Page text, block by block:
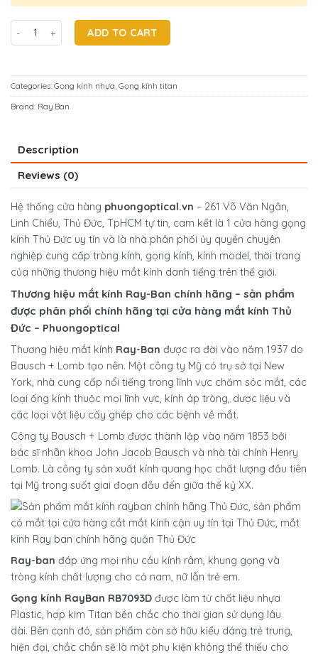
Gọng kính Ray-Ban Chính Hãng RX4379VD-8169(53) quantity
ADD TO CART
Categories: Gọng kính nhựa Gọng kính titan
Brand: Ray.Ban
Description
Reviews (0)
Hệ thống cửa hàng phuongoptical.vn – 261 Võ Văn Ngân,
Linh Chiểu, Thủ Đức, TpHCM tự tin, cam kết là 1 cửa hàng gọng
kính Thủ Đức uy tín và là nhà phân phối ủy quyền chuyên
nghiệp cung cấp tròng kính, gọng kính, kính model, thời trang
của những thương hiệu mắt kính danh tiếng trên thế giới.
Thương hiệu mắt kính Ray-Ban chính hãng – sản phẩm
được phân phối chính hãng tại cửa hàng mắt kính Thủ
Đức – Phuongoptical
Thương hiệu mắt kính Ray-Ban được ra đời vào năm 1937 do
Bausch + Lomb tạo nên. Một công ty Mỹ có trụ sở tại New
York, nhà cung cấp nổi tiếng trong lĩnh vực chăm sóc mắt, các
loại ống kính thuộc mọi lĩnh vực, kính áp tròng, dược liệu và
các loại vật liệu cấy ghép cho các bệnh về mắt.
Công ty Bausch + Lomb được thành lập vào năm 1853 bởi
bác sĩ nhãn khoa John Jacob Bausch và nhà tài chính Henry
Lomb. Là công ty sản xuất kính quang học chất lượng đầu tiên
tại Mỹ trong suốt giai đoạn đầu đến giữa thế kỷ XX.
Ray-ban đáp ứng mọi nhu cầu kính râm, khung gọng và
tròng kính chất lượng cho cả nam, nữ lẫn trẻ em.
Gọng kính RayBan RB7093D được làm từ chất liệu nhựa
Plastic, hợp kim Titan bền chắc cho thời gian sử dụng lâu
dài. Bên cạnh đó, sản phẩm còn sở hữu kiểu dáng trẻ trung,
hiện đại, chắc chắn sẽ là một phụ kiện không thể thiếu cho